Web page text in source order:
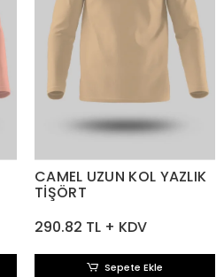
CAMEL UZUN KOL YAZLIK
TİŞÖRT
290.82 TL + KDV
Sepete Ekle